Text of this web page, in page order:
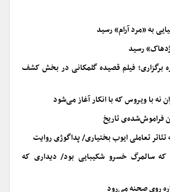
به «مرد آرام» رسید
رسید
برگزاری؛ فیلم قصیده گلمکانی در بخش کشف
نه با ویروس که با انکار آغاز می‌شود
فراموش‌شده‌ی تاریخ
تئاتر تعاملی ایوب بختیاری/ پداگوژی روایت
۲۸ تیری که سالمرگ خسرو شکیبایی بود/ دیداری که
روی صحنه می‌رود